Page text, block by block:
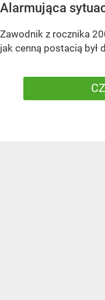
Alarmująca
Zawodnik z rocznika
jak cenną postacią był